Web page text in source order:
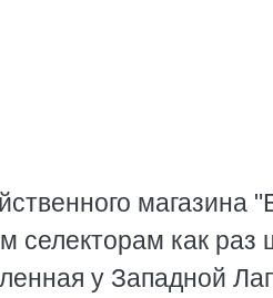
магазина
селекторам как раз
у Западной